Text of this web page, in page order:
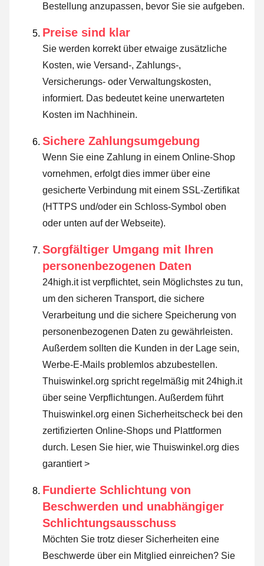
Bestellung anzupassen, bevor Sie sie aufgeben.
Preise sind klar
Sie werden korrekt über etwaige zusätzliche
Kosten, wie Versand-, Zahlungs-,
Versicherungs- oder Verwaltungskosten,
informiert. Das bedeutet keine unerwarteten
Kosten im Nachhinein.
Sichere Zahlungsumgebung
Wenn Sie eine Zahlung in einem Online-Shop
vornehmen, erfolgt dies immer über eine
gesicherte Verbindung mit einem SSL-Zertifikat
(HTTPS und/oder ein Schloss-Symbol oben
oder unten auf der Webseite).
Sorgfältiger Umgang mit Ihren
personenbezogenen Daten
24high.it ist verpflichtet, sein Möglichstes zu tun,
um den sicheren Transport, die sichere
Verarbeitung und die sichere Speicherung von
personenbezogenen Daten zu gewährleisten.
Außerdem sollten die Kunden in der Lage sein,
Werbe-E-Mails problemlos abzubestellen.
Thuiswinkel.org spricht regelmäßig mit 24high.it
über seine Verpflichtungen. Außerdem führt
Thuiswinkel.org einen Sicherheitscheck bei den
zertifizierten Online-Shops und Plattformen
durch. Lesen Sie hier, wie Thuiswinkel.org dies
garantiert >
Fundierte Schlichtung von
Beschwerden und unabhängiger
Schlichtungsausschuss
Möchten Sie trotz dieser Sicherheiten eine
Beschwerde über ein Mitglied einreichen? Sie